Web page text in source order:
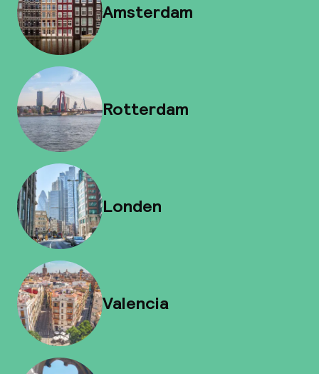
Amsterdam
Rotterdam
Londen
Valencia